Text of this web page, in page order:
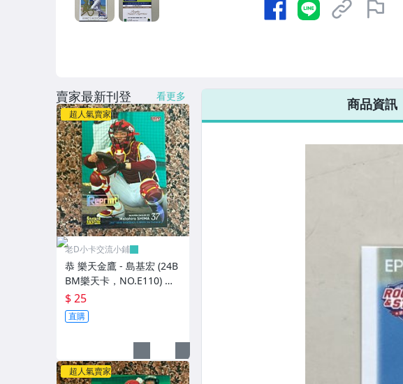
商品資訊
賣家最新刊登 看更多
超人氣賣家
老D小卡交流小鋪
恭 樂天金鷹 - 島基宏 (24B
BM樂天卡，NO.E110) 復
刻RC新人卡
$ 25
直購
超人氣賣家